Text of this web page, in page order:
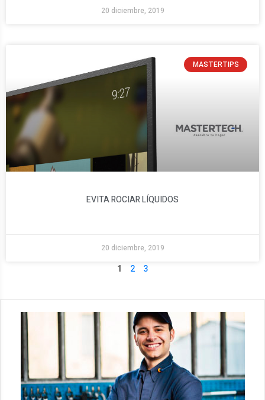
20 diciembre, 2019
MASTERTIPS
EVITA ROCIAR LÍQUIDOS
20 diciembre, 2019
1 2 3